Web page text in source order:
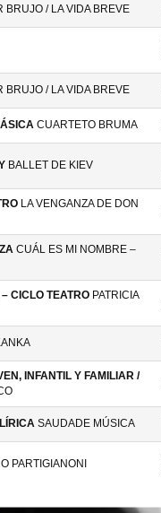
BRUJO / LA VIDA BREVE
BRUJO / LA VIDA BREVE
CUARTETO BRUMA
BALLET DE KIEV
LA VENGANZA DE DON
CUÁL ES MI NOMBRE –
CICLO TEATRO PATRICIA
INFANTIL Y FAMILIAR /
SAUDADE MÚSICA
PARTIGIANONI